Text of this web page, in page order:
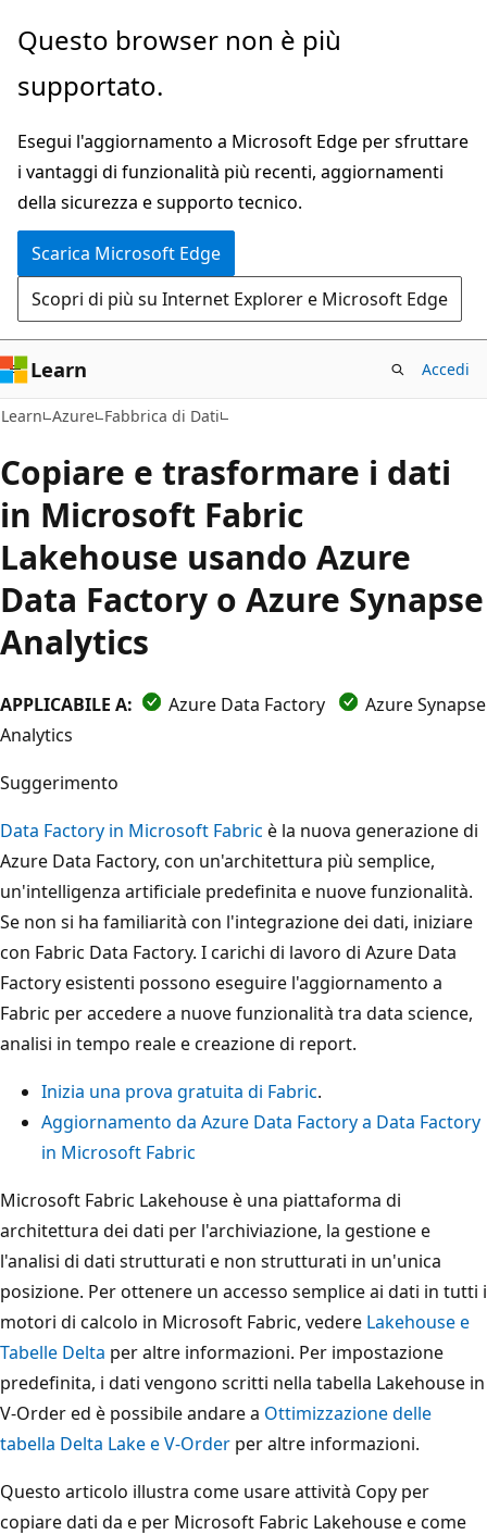
Ignora
passa
contenuto
principale
Questo browser non è più
supportato.
Esegui l'aggiornamento a Microsoft Edge per sfruttare
i vantaggi di funzionalità più recenti, aggiornamenti
della sicurezza e supporto tecnico.
Scarica Microsoft Edge
Scopri di più su Internet Explorer e Microsoft Edge
Learn Accedi
Learn Azure Fabbrica di Dati
Copiare e trasformare i dati
in Microsoft Fabric
Lakehouse usando Azure
Data Factory o Azure Synapse
Analytics
APPLICABILE A: Azure Data Factory
Azure Synapse
Analytics
Suggerimento
Data Factory in Microsoft Fabric è la nuova generazione di
Azure Data Factory, con un'architettura più semplice,
un'intelligenza artificiale predefinita e nuove funzionalità.
Se non si ha familiarità con l'integrazione dei dati, iniziare
con Fabric Data Factory. I carichi di lavoro di Azure Data
Factory esistenti possono eseguire l'aggiornamento a
Fabric per accedere a nuove funzionalità tra data science,
analisi in tempo reale e creazione di report.
Inizia una prova gratuita di Fabric.
Aggiornamento da Azure Data Factory a Data Factory
in Microsoft Fabric
Microsoft Fabric Lakehouse è una piattaforma di
architettura dei dati per l'archiviazione, la gestione e
l'analisi di dati strutturati e non strutturati in un'unica
posizione. Per ottenere un accesso semplice ai dati in tutti i
motori di calcolo in Microsoft Fabric, vedere Lakehouse e
Tabelle Delta per altre informazioni. Per impostazione
predefinita, i dati vengono scritti nella tabella Lakehouse in
V-Order ed è possibile andare a Ottimizzazione delle
tabella Delta Lake e V-Order per altre informazioni.
Questo articolo illustra come usare attività Copy per
copiare dati da e per Microsoft Fabric Lakehouse e come